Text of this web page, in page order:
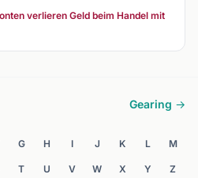
verlieren Geld beim Handel mit
Gearing →
G H I J K L M
T U V W X Y Z